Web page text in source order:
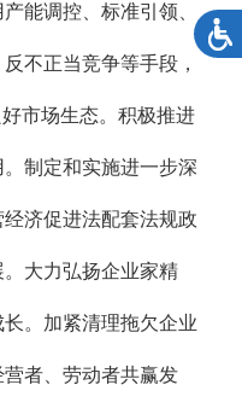
能调控、标准引领、
不正当竞争等手段，
市场生态。积极推进
制定和实施进一步深
济促进法配套法规政
大力弘扬企业家精
。加紧清理拖欠企业
者、劳动者共赢发